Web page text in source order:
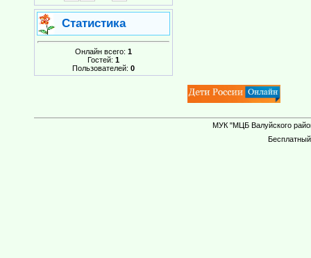
Статистика
Онлайн всего: 1
Гостей: 1
Пользователей: 0
МУК "МЦБ Валуйского